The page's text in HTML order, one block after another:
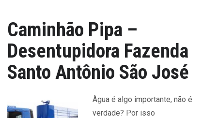
Caminhão Pipa –
Desentupidora Fazenda
Santo Antônio São José
Àgua é algo importante, não é
verdade? Por isso